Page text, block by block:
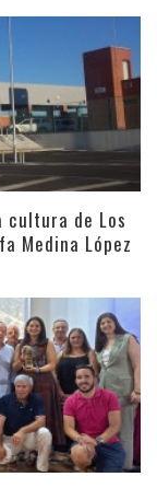
cultura de Los
Medina López